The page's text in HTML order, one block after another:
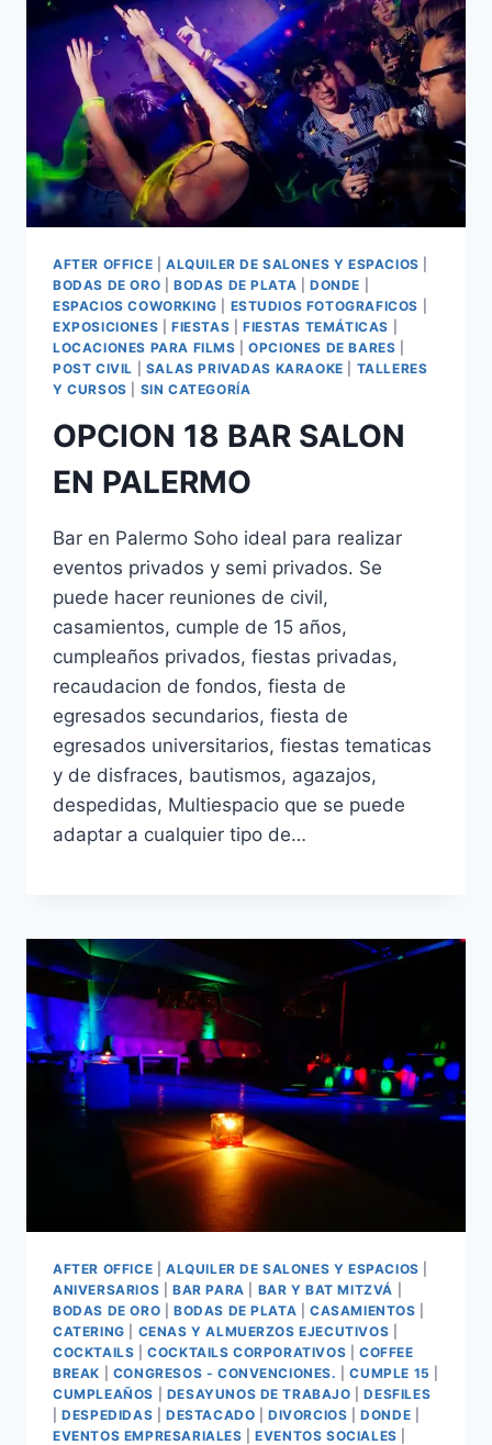
AFTER OFFICE ALQUILER DE SALONES Y ESPACIOS
BODAS DE ORO
BODAS DE PLATA |DONDE
ESPACIOS COWORKING
ESTUDIOS FOTOGRAFICOS
EXPOSICIONES
FIESTAS FIESTAS TEMÁTICAS
LOCACIONES PARA FILMS |OPCIONES DE BARES
POST CIVIL
SALAS PRIVADAS KARAOKE
TALLERES
Y CURSOS
SIN CATEGORÍA
OPCION 18 BAR SALON
EN PALERMO
Bar en Palermo Soho ideal para realizar
eventos privados y semi privados. Se
puede hacer reuniones de civil,
casamientos, cumple de 15 años,
cumpleaños privados, fiestas privadas,
recaudacion de fondos, fiesta de
egresados secundarios, fiesta de
egresados universitarios, fiestas tematicas
y de disfraces, bautismos, agazajos,
despedidas, Multiespacio que se puede
adaptar a cualquier tipo de…
AFTER OFFICE ALQUILER DE SALONES Y ESPACIOS
ANIVERSARIOS
BAR PARA BAR Y BAT MITZVÁ
BODAS DE ORO
BODAS DE PLATA |CASAMIENTOS
CATERING
CENAS Y ALMUERZOS EJECUTIVOS
COCKTAILS |COCKTAILS CORPORATIVOS |COFFEE
BREAK
CONGRESOS - CONVENCIONES. |CUMPLE 15
CUMPLEAÑOS
DESAYUNOS DE TRABAJO |DESFILES
|DESPEDIDAS DESTACADO |DIVORCIOS |DONDE
EVENTOS EMPRESARIALES |EVENTOS SOCIALES